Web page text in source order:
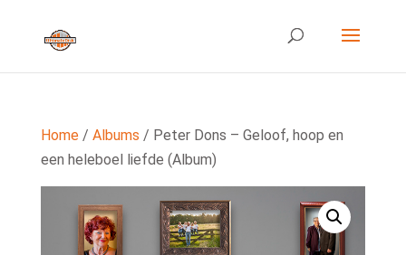
Home/ Albums / Peter Dons – Geloof, hoop en
een heleboel liefde (Album)